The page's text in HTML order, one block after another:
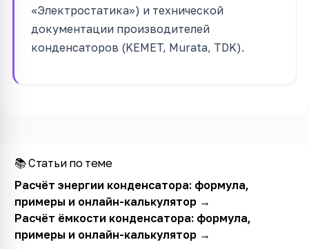
«Электростатика») и технической
документации производителей
конденсаторов (KEMET, Murata, TDK).
📚 Статьи по теме
Расчёт энергии конденсатора: формула,
примеры и онлайн-калькулятор→
Расчёт ёмкости конденсатора: формула,
примеры и онлайн-калькулятор→